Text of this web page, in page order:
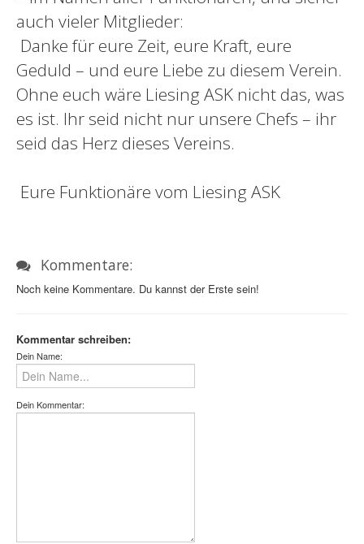
auch vieler Mitglieder:
Danke für eure Zeit, eure Kraft, eure
Geduld – und eure Liebe zu diesem Verein.
Ohne euch wäre Liesing ASK nicht das, was
es ist. Ihr seid nicht nur unsere Chefs – ihr
seid das Herz dieses Vereins.
Eure Funktionäre vom Liesing ASK
Kommentare:
Noch keine Kommentare. Du kannst der Erste sein!
Kommentar schreiben:
Dein Name:
Dein Kommentar: